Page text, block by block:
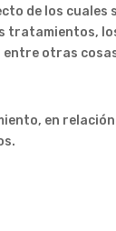
de los cuales
tratamientos,
entre otras
en